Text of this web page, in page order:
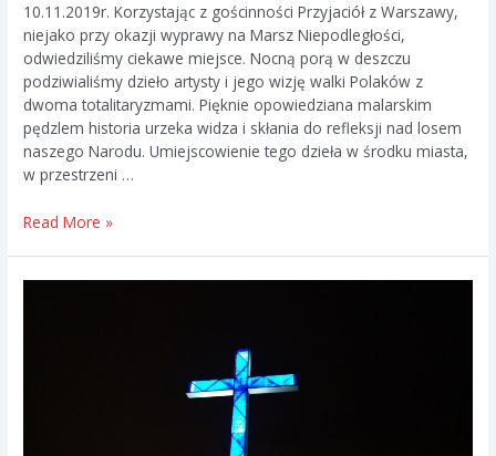
10.11.2019r. Korzystając z gościnności Przyjaciół z Warszawy,
niejako przy okazji wyprawy na Marsz Niepodległości,
odwiedziliśmy ciekawe miejsce. Nocną porą w deszczu
podziwialiśmy dzieło artysty i jego wizję walki Polaków z
dwoma totalitaryzmami. Pięknie opowiedziana malarskim
pędzlem historia urzeka widza i skłania do refleksji nad losem
naszego Narodu. Umiejscowienie tego dzieła w środku miasta,
w przestrzeni …
Historia
Read More »